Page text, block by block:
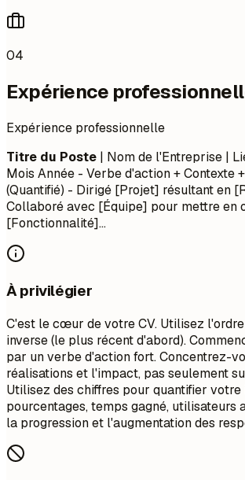
04
Expérience
Expérience professionnelle
Titre du Poste | Nom de l'Entreprise |
Mois Année - Verbe d'action + Contexte
(Quantifié) - Dirigé [Projet] résultant en
Collaboré avec [Équipe] pour mettre en
[Fonctionnalité]...
À privilégier
C'est le cœur de votre CV. Utilisez
inverse (le plus récent d'abord).
par un verbe d'action fort. Concentrez-
réalisations et l'impact, pas seulement
Utilisez des chiffres pour quantifier
pourcentages, temps gagné, utilisateurs
la progression et l'augmentation des